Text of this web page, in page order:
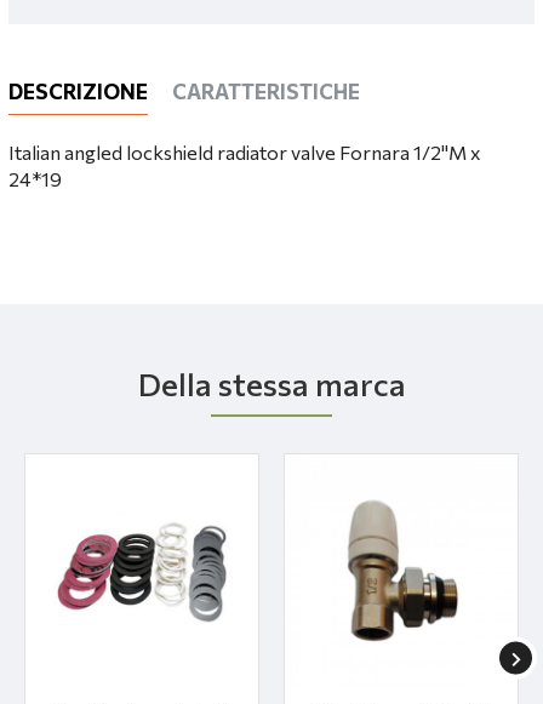
DESCRIZIONE CARATTERISTICHE
Italian angled lockshield radiator valve Fornara 1/2"M x
24*19
Della stessa marca